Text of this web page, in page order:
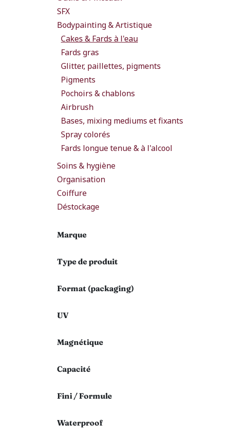
SFX
Bodypainting & Artistique
Cakes & Fards à l'eau
Fards gras
Glitter, paillettes, pigments
Pigments
Pochoirs & chablons
Airbrush
Bases, mixing mediums et fixants
Spray colorés
Fards longue tenue & à l'alcool
Soins & hygiène
Organisation
Coiffure
Déstockage
Marque
Type de produit
Format (packaging)
UV
Magnétique
Capacité
Fini / Formule
Waterproof